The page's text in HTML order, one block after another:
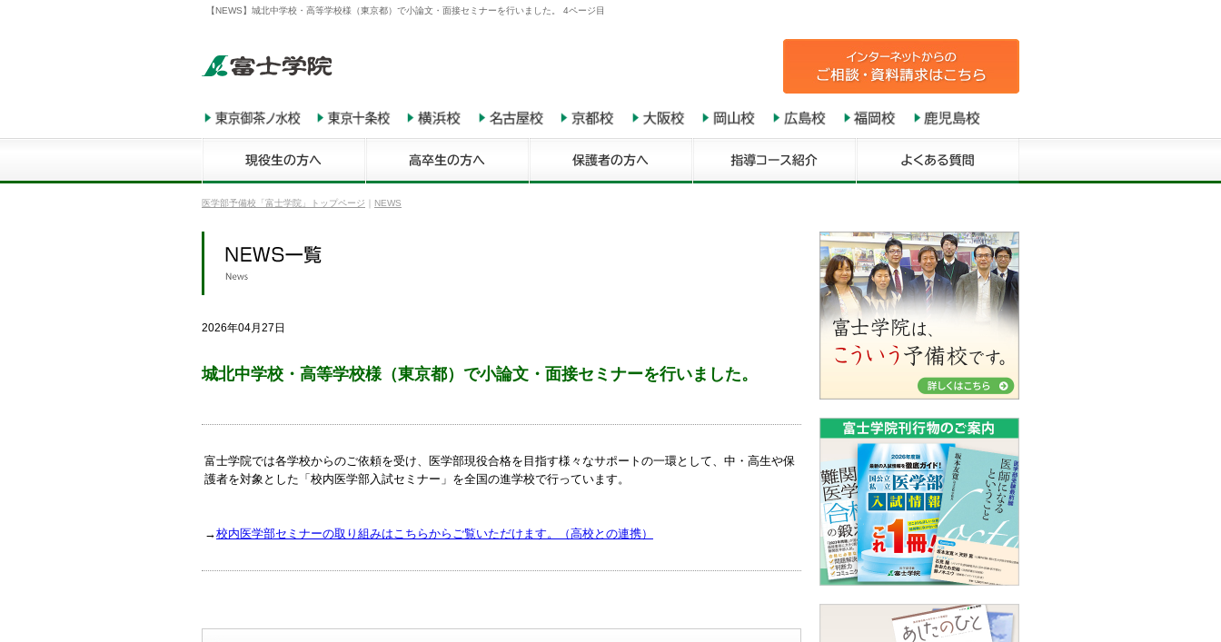
【NEWS】城北中学校・高等学校様（東京都）で小論文・面接セミナーを行いました。 4ページ目
医学部予備校「富士学院」トップページ NEWS
2026年04月27日
城北中学校・高等学校様（東京都）で小論文・面接セミナーを行いました。
富士学院では各学校からのご依頼を受け、医学部現役合格を目指す様々なサポートの一環として、中・高生や保
護者を対象とした「校内医学部入試セミナー」を全国の進学校で行っています。
→校内医学部セミナーの取り組みはこちらからご覧いただけます。（高校との連携）